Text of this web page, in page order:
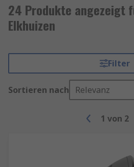
24 Produkte angezeigt
Elkhuizen
Filter
Sortieren nach Relevanz
1 von 2